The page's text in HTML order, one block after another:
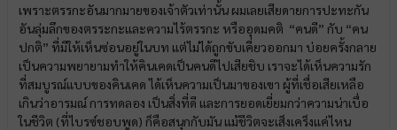
เพราะตรรกะอันมากมายของเจ้าตัวเท่านั้น ผมเลยเสียดายการปะทะกัน
อันลุ่มลึกของตรระกะและความไร้ตรรกะ หรืออุดมคติ “คนดี” กับ “คน
ปกติ” ที่มีให้เห็นซ่อนอยู่ในบท แต่ไม่ได้ถูกขับเคี่ยวออกมา บ่อยครั้งกลาย
เป็นความพยายามทำให้คินเคดเป็นคนดีไปเสียชิบ เราจะได้เห็นความรัก
ที่สมบูรณ์แบบของคินเคด ได้เห็นความเป็นมาของเขา ผู้ที่เชื่อเสียเหลือ
เกินว่าอารมณ์ การทดลอง เป็นสิ่งที่ดี และการยอดเยี่ยมกว่าความน่าเบื่อ
ในชีวิต (ที่ไบรซ์ชอบพูด) ก็คือสนุกกับมัน แม้ชีวิตจะเส็งเคร็งแค่ไหน